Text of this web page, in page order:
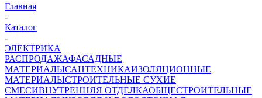
Главная
-
Каталог
-
ЭЛЕКТРИКА
РАСПРОДАЖАФАСАДНЫЕ
МАТЕРИАЛЫСАНТЕХНИКАИЗОЛЯЦИОННЫЕ
МАТЕРИАЛЫСТРОИТЕЛЬНЫЕ СУХИЕ
СМЕСИВНУТРЕННЯЯ ОТДЕЛКАОБЩЕСТРОИТЕЛЬНЫЕ